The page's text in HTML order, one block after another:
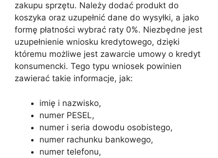
zakupu sprzętu. Należy dodać produkt do
koszyka oraz uzupełnić dane do wysyłki, a jako
formę płatności wybrać raty 0%. Niezbędne jest
uzupełnienie wniosku kredytowego, dzięki
któremu możliwe jest zawarcie umowy o kredyt
konsumencki. Tego typu wniosek powinien
zawierać takie informacje, jak:
imię i nazwisko,
numer PESEL,
numer i seria dowodu osobistego,
numer rachunku bankowego,
numer telefonu,